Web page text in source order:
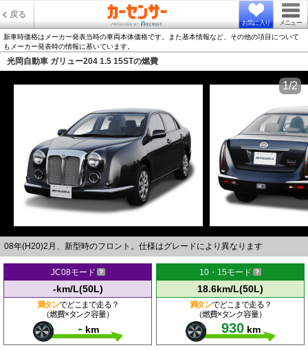
戻る
お気に入り メニュー
新車時価格はメーカー発表当時の車両本体価格です。また基本情報など、その他の項目について
もメーカー発表時の情報に基いています。
光岡自動車 ガリュー204 1.5 15STの燃費
08年(H20)2月、新型時のフロント。仕様はグレードにより異なります
1/2
JC08モード
-km/L(50L)
満タンでどこまで走る？
（燃費×タンク容量）
- km
10・15モード
18.6km/L(50L)
満タンでどこまで走る？
（燃費×タンク容量）
930 km